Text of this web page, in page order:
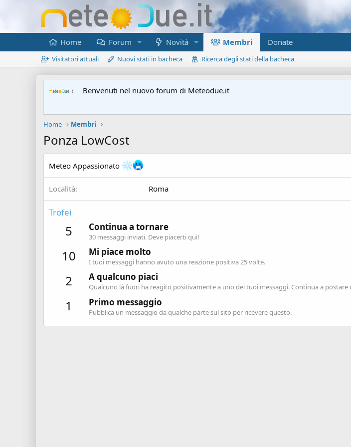
Home Forum Novità Membri Donate
Visitatori attuali Nuovi stati in bacheca Ricerca degli stati della bacheca
Benvenuti nel nuovo forum di Meteodue.it
Home Membri
Ponza LowCost
Meteo Appassionato
Località Roma
Trofei
5 Continua a tornare
30 messaggi inviati. Deve piacerti qui!
10 Mi piace molto
I tuoi messaggi hanno avuto una reazione positiva 25 volte.
2 A qualcuno piaci
Qualcuno là fuori ha reagito positivamente a uno dei tuoi messaggi. Continua a postare
1 Primo messaggio
Pubblica un messaggio da qualche parte sul sito per ricevere questo.